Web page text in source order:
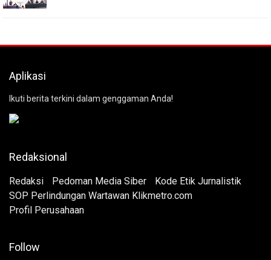
Aplikasi
Ikuti berita terkini dalam genggaman Anda!
Redaksional
Redaksi Pedoman Media Siber
Kode Etik Jurnalistik
SOP Perlindungan Wartawan Klikmetro.com
Profil Perusahaan
Follow